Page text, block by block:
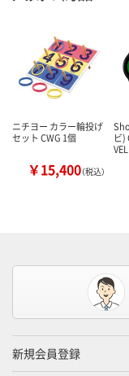
ニチヨー カラー輪投げ
セット CWG 1個
￥15,400（税込）
ビ)
新規会員登録